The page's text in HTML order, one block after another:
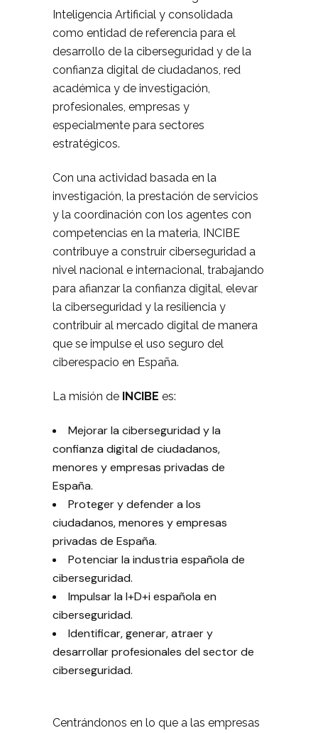
Inteligencia Artificial y consolidada
como entidad de referencia para el
desarrollo de la ciberseguridad y de la
confianza digital de ciudadanos, red
académica y de investigación,
profesionales, empresas y
especialmente para sectores
estratégicos.
Con una actividad basada en la
investigación, la prestación de servicios
y la coordinación con los agentes con
competencias en la materia, INCIBE
contribuye a construir ciberseguridad a
nivel nacional e internacional, trabajando
para afianzar la confianza digital, elevar
la ciberseguridad y la resiliencia y
contribuir al mercado digital de manera
que se impulse el uso seguro del
ciberespacio en España.
La misión de INCIBE es:
Mejorar la ciberseguridad y la
confianza digital de ciudadanos,
menores y empresas privadas de
España.
Proteger y defender a los
ciudadanos, menores y empresas
privadas de España.
Potenciar la industria española de
ciberseguridad.
Impulsar la I+D+i española en
ciberseguridad.
Identificar, generar, atraer y
desarrollar profesionales del sector de
ciberseguridad.
Centrándonos en lo que a las empresas